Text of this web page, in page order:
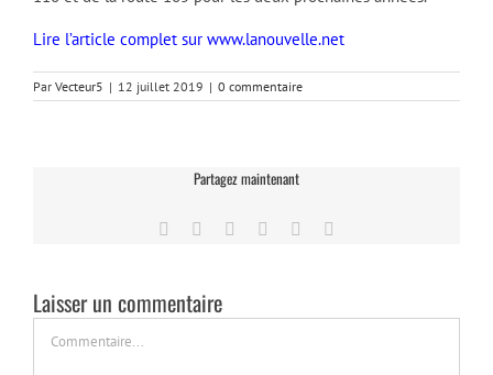
Lire l’article complet sur www.lanouvelle.net
Par Vecteur5 | 12 juillet 2019 | 0 commentaire
Partagez maintenant
Facebook
TwitterLinkedIn
TumblrPinterest
Laisser un commentaire